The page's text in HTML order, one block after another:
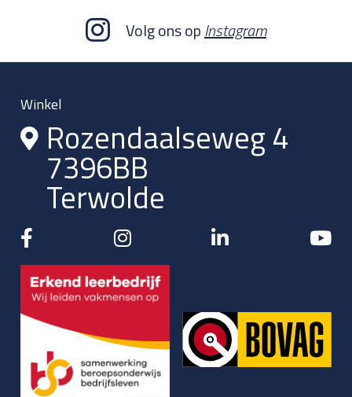
Volg ons opInstagram
Winkel
Rozendaalseweg 4
7396BB
Terwolde